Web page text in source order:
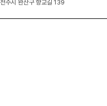
주시 완산구 향교길 139